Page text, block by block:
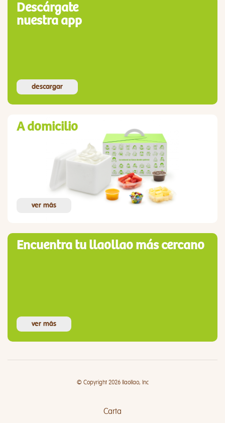
Descárgate
nuestra app
descargar
A domicilio
ver más
Encuentra tu llaollao más cercano
ver más
© Copyright 2026 llaollao, Inc
Carta